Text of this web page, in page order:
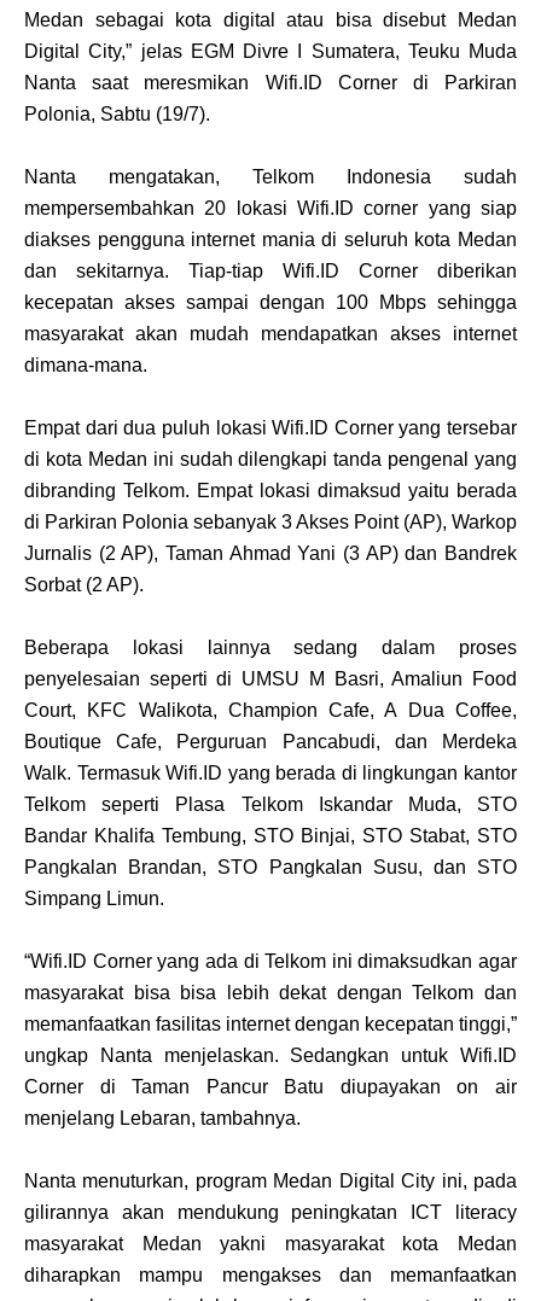
Medan sebagai kota digital atau bisa disebut Medan
Digital City,” jelas EGM Divre I Sumatera, Teuku Muda
Nanta saat meresmikan Wifi.ID Corner di Parkiran
Polonia, Sabtu (19/7).
Nanta mengatakan, Telkom Indonesia sudah
mempersembahkan 20 lokasi Wifi.ID corner yang siap
diakses pengguna internet mania di seluruh kota Medan
dan sekitarnya. Tiap-tiap Wifi.ID Corner diberikan
kecepatan akses sampai dengan 100 Mbps sehingga
masyarakat akan mudah mendapatkan akses internet
dimana-mana.
Empat dari dua puluh lokasi Wifi.ID Corner yang tersebar
di kota Medan ini sudah dilengkapi tanda pengenal yang
dibranding Telkom. Empat lokasi dimaksud yaitu berada
di Parkiran Polonia sebanyak 3 Akses Point (AP), Warkop
Jurnalis (2 AP), Taman Ahmad Yani (3 AP) dan Bandrek
Sorbat (2 AP).
Beberapa lokasi lainnya sedang dalam proses
penyelesaian seperti di UMSU M Basri, Amaliun Food
Court, KFC Walikota, Champion Cafe, A Dua Coffee,
Boutique Cafe, Perguruan Pancabudi, dan Merdeka
Walk. Termasuk Wifi.ID yang berada di lingkungan kantor
Telkom seperti Plasa Telkom Iskandar Muda, STO
Bandar Khalifa Tembung, STO Binjai, STO Stabat, STO
Pangkalan Brandan, STO Pangkalan Susu, dan STO
Simpang Limun.
“Wifi.ID Corner yang ada di Telkom ini dimaksudkan agar
masyarakat bisa bisa lebih dekat dengan Telkom dan
memanfaatkan fasilitas internet dengan kecepatan tinggi,”
ungkap Nanta menjelaskan. Sedangkan untuk Wifi.ID
Corner di Taman Pancur Batu diupayakan on air
menjelang Lebaran, tambahnya.
Nanta menuturkan, program Medan Digital City ini, pada
gilirannya akan mendukung peningkatan ICT literacy
masyarakat Medan yakni masyarakat kota Medan
diharapkan mampu mengakses dan memanfaatkan